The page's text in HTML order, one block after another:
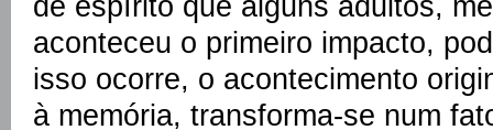
aconteceu o primeiro impacto,
isso ocorre, o acontecimento
à memória, transforma-se num